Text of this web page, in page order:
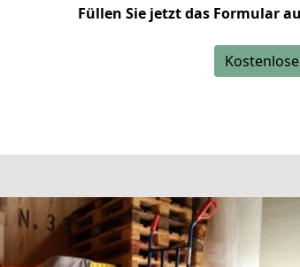
Füllen Sie jetzt das Formular